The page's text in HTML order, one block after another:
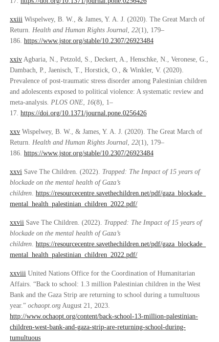
xxiii Wispelwey, B. W., & James, Y. A. J. (2020). The Great March of
Return. Health and Human Rights Journal 22(1), 179–
186. https://www.jstor.org/stable/10.2307/26923484
xxiv Agbaria, N., Petzold, S., Deckert, A., Henschke, N., Veronese, G.,
Dambach, P., Jaenisch, T., Horstick, O., & Winkler, V. (2020).
Prevalence of post-traumatic stress disorder among Palestinian children
and adolescents exposed to political violence: A systematic review and
meta-analysis. PLOS ONE 16(8), 1–
17. https://doi.org/10.1371/journal.pone.0256426
xxv Wispelwey, B. W., & James, Y. A. J. (2020). The Great March of
Return. Health and Human Rights Journal 22(1), 179–
186. https://www.jstor.org/stable/10.2307/26923484
xxvi Save The Children. (2022). Trapped: The Impact of 15 years of
blockade on the mental health of Gaza’s
children https://resourcecentre.savethechildren.net/pdf/gaza_blockade_
mental_health_palestinian_children_2022.pdf/
xxvii Save The Children. (2022). Trapped: The Impact of 15 years of
blockade on the mental health of Gaza’s
children https://resourcecentre.savethechildren.net/pdf/gaza_blockade_
mental_health_palestinian_children_2022.pdf/
xxviii United Nations Office for the Coordination of Humanitarian
Affairs. “Back to school: 1.3 million Palestinian children in the West
Bank and the Gaza Strip are returning to school during a tumultuous
year.” ochaopt.org August 21, 2023.
http://www.ochaopt.org/content/back-school-13-million-palestinian-
children-west-bank-and-gaza-strip-are-returning-school-during-
tumultuous